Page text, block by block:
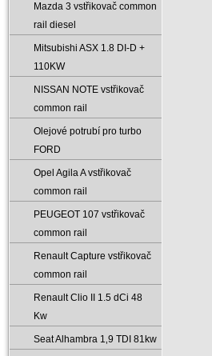
Mazda 3 vstřikovač common
rail diesel
Mitsubishi ASX 1.8 DI-D +
110KW
NISSAN NOTE vstřikovač
common rail
Olejové potrubí pro turbo
FORD
Opel Agila A vstřikovač
common rail
PEUGEOT 107 vstřikovač
common rail
Renault Capture vstřikovač
common rail
Renault Clio II 1.5 dCi 48
Kw
Seat Alhambra 1‚9 TDI 81kw